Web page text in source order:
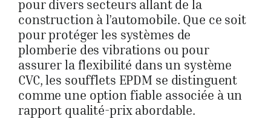
pour divers secteurs allant de la
construction à l’automobile. Que ce soit
pour protéger les systèmes de
plomberie des vibrations ou pour
assurer la flexibilité dans un système
CVC, les soufflets EPDM se distinguent
comme une option fiable associée à un
rapport qualité-prix abordable.